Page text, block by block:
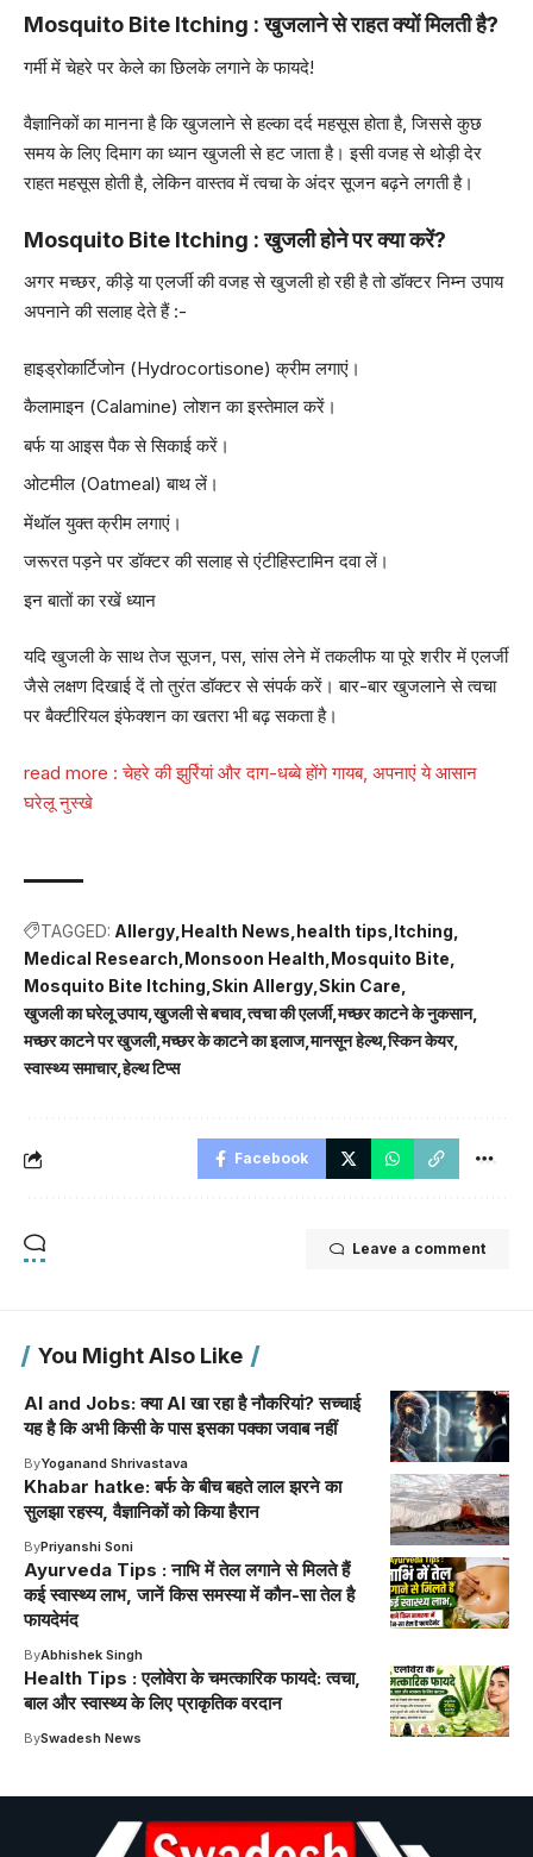
Mosquito Bite Itching : खुजलाने से राहत क्यों मिलती है?
गर्मी में चेहरे पर केले का छिलके लगाने के फायदे!
वैज्ञानिकों का मानना है कि खुजलाने से हल्का दर्द महसूस होता है, जिससे कुछ
समय के लिए दिमाग का ध्यान खुजली से हट जाता है। इसी वजह से थोड़ी देर
राहत महसूस होती है, लेकिन वास्तव में त्वचा के अंदर सूजन बढ़ने लगती है।
Mosquito Bite Itching : खुजली होने पर क्या करें?
अगर मच्छर, कीड़े या एलर्जी की वजह से खुजली हो रही है तो डॉक्टर निम्न उपाय
अपनाने की सलाह देते हैं :-
हाइड्रोकार्टिजोन (Hydrocortisone) क्रीम लगाएं।
कैलामाइन (Calamine) लोशन का इस्तेमाल करें।
बर्फ या आइस पैक से सिकाई करें।
ओटमील (Oatmeal) बाथ लें।
मेंथॉल युक्त क्रीम लगाएं।
जरूरत पड़ने पर डॉक्टर की सलाह से एंटीहिस्टामिन दवा लें।
इन बातों का रखें ध्यान
यदि खुजली के साथ तेज सूजन, पस, सांस लेने में तकलीफ या पूरे शरीर में एलर्जी
जैसे लक्षण दिखाई दें तो तुरंत डॉक्टर से संपर्क करें। बार-बार खुजलाने से त्वचा
पर बैक्टीरियल इंफेक्शन का खतरा भी बढ़ सकता है।
read more :चेहरे की झुर्रियां और दाग-धब्बे होंगे गायब, अपनाएं ये आसान
घरेलू नुस्खे
TAGGED: Allergy Health News health tips Itching
Medical Research Monsoon Health Mosquito Bite
Mosquito Bite Itching Skin Allergy Skin Care
खुजली का घरेलू उपाय खुजली से बचाव त्वचा की एलर्जी मच्छर काटने के नुकसान
मच्छर काटने पर खुजली मच्छर के काटने का इलाज मानसून हेल्थ स्किन केयर
स्वास्थ्य समाचार हेल्थ टिप्स
Facebook
Leave a comment
You Might Also Like
AI and Jobs: क्या AI खा रहा है नौकरियां? सच्चाई
यह है कि अभी किसी के पास इसका पक्का जवाब नहीं
ByYoganand Shrivastava
Khabar hatke: बर्फ के बीच बहते लाल झरने का
सुलझा रहस्य, वैज्ञानिकों को किया हैरान
ByPriyanshi Soni
Ayurveda Tips : नाभि में तेल लगाने से मिलते हैं
कई स्वास्थ्य लाभ, जानें किस समस्या में कौन-सा तेल है
फायदेमंद
ByAbhishek Singh
Health Tips : एलोवेरा के चमत्कारिक फायदे: त्वचा,
बाल और स्वास्थ्य के लिए प्राकृतिक वरदान
BySwadesh News